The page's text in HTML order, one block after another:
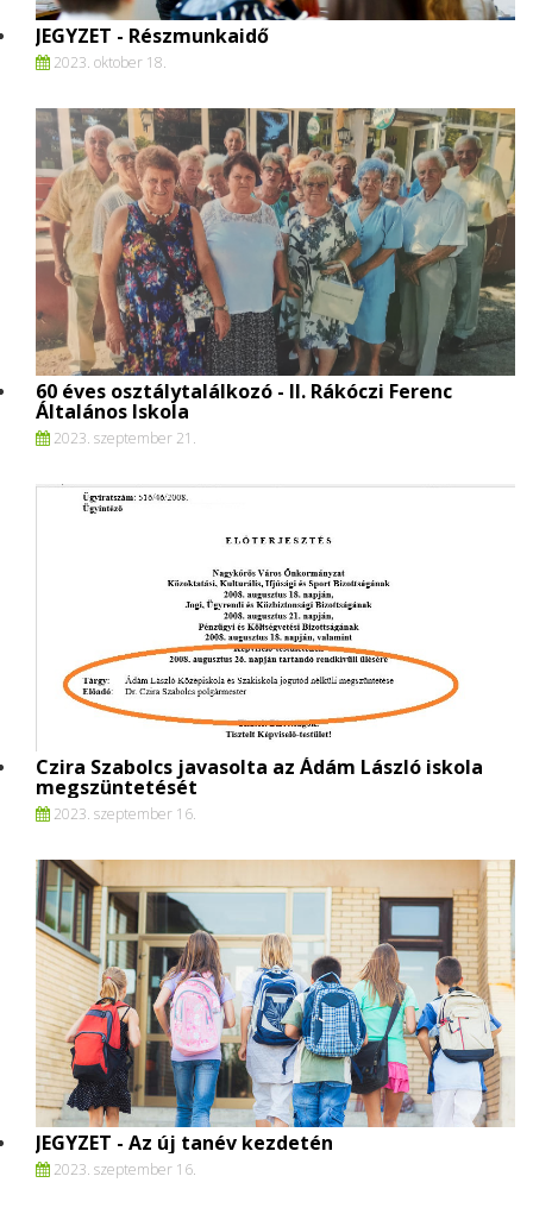
JEGYZET - Részmunkaidő
2023. oktober 18.
60 éves osztálytalálkozó - II. Rákóczi Ferenc
Általános Iskola
2023. szeptember 21.
Czira Szabolcs javasolta az Ádám László iskola
megszüntetését
2023. szeptember 16.
JEGYZET - Az új tanév kezdetén
2023. szeptember 16.